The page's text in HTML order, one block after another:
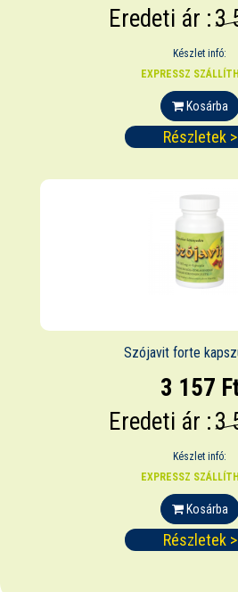
Eredeti ár :3
Készlet infó:
EXPRESSZ
Kosárba
Részletek >
Szójavit forte
3 157
Eredeti ár :3
Készlet infó:
EXPRESSZ
Kosárba
Részletek >